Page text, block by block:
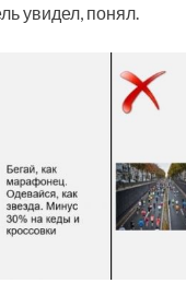
увидел, понял.